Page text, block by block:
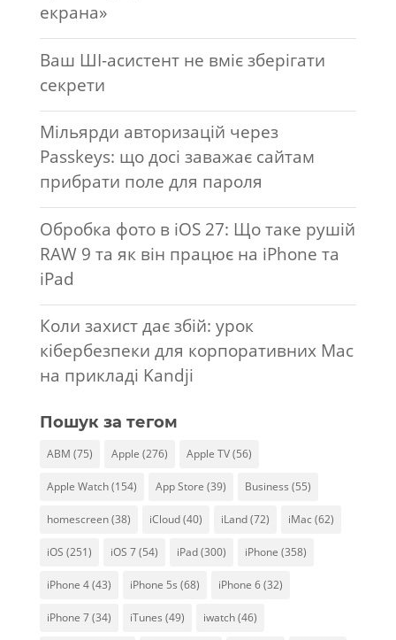
екрана»
Ваш ШІ-асистент не вміє зберігати
секрети
Мільярди авторизацій через
Passkeys: що досі заважає сайтам
прибрати поле для пароля
Обробка фото в iOS 27: Що таке рушій
RAW 9 та як він працює на iPhone та
iPad
Коли захист дає збій: урок
кібербезпеки для корпоративних Mac
на прикладі Kandji
Пошук за тегом
ABM (75) Apple (276) Apple TV(56)
Apple Watch(154) App Store (39) Business (55)
homescreen(38) iCloud(40) iLand(72) iMac (62)
iOS (251) iOS 7(54) iPad(300) iPhone (358)
iPhone 4(43) iPhone 5s (68) iPhone 6(32)
iPhone 7(34) iTunes (49) iwatch(46)